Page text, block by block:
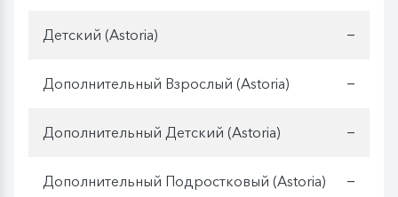
Детский (Astoria) —
Дополнительный Взрослый (Astoria) —
Дополнительный Детский (Astoria) —
Дополнительный Подростковый (Astoria) —